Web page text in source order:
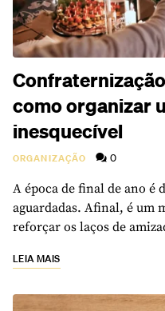
como organizar
inesquecível
ORGANIZAÇÃO 0
A época de final de ano é
aguardadas. Afinal, é um
reforçar os laços de
LEIA MAIS